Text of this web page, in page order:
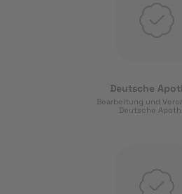
Deutsche
Bearbeitung und
Deutsche